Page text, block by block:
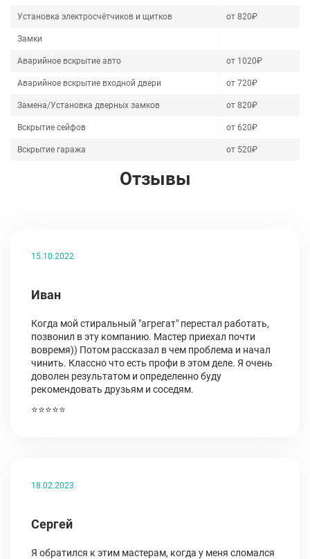
Установка электросчётчиков и щитков от 820₽
Замки
Аварийное вскрытие авто от 1020₽
Аварийное вскрытие входной двери от 720₽
Замена/Установка дверных замков от 820₽
Вскрытие сейфов от 620₽
Вскрытие гаража от 520₽
Отзывы
15.10.2022
Иван
Когда мой стиральный "агрегат" перестал работать,
позвонил в эту компанию. Мастер приехал почти
вовремя)) Потом рассказал в чем проблема и начал
чинить. Классно что есть профи в этом деле. Я очень
доволен результатом и определенно буду
рекомендовать друзьям и соседям.
⭐⭐⭐⭐⭐
18.02.2023
Сергей
Я обратился к этим мастерам, когда у меня сломался